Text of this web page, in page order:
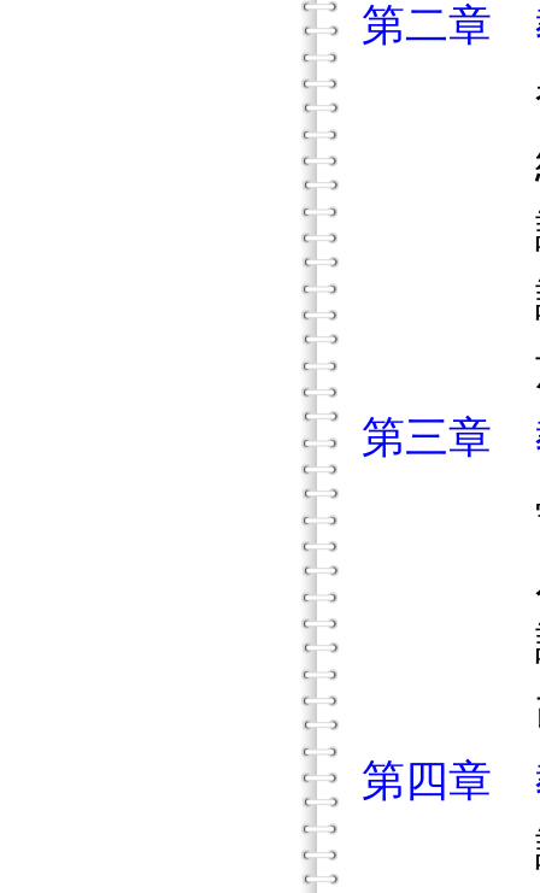
第二章
都市
紐約
課堂
課堂
施行
第三章
學
課
改革
第四章
課堂